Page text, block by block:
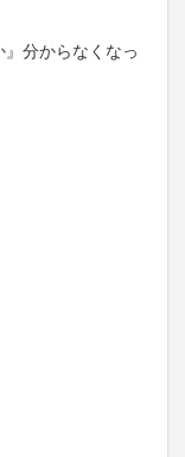
』分からなくなっ